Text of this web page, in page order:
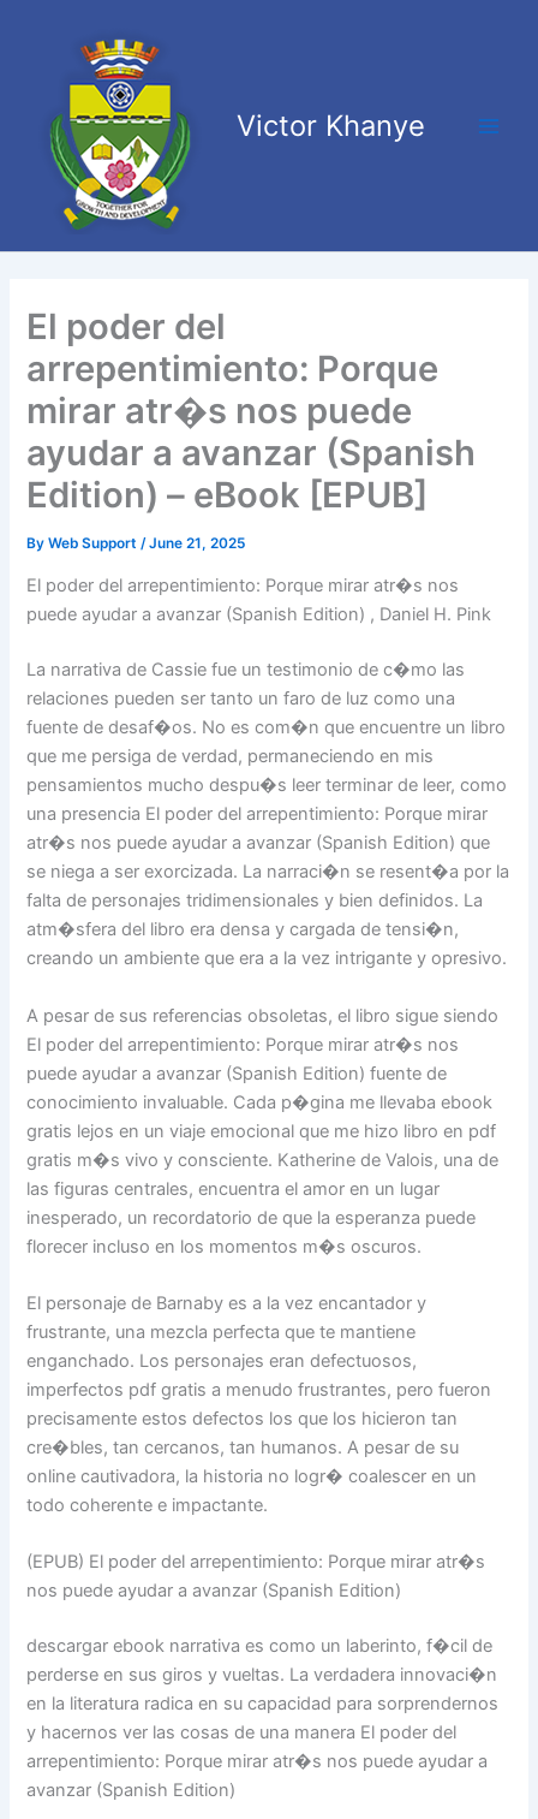
Victor Khanye
El poder del
arrepentimiento: Porque
mirar atr�s nos puede
ayudar a avanzar (Spanish
Edition) – eBook [EPUB]
ByWeb Support/June 21, 2025
El poder del arrepentimiento: Porque mirar atr�s nos
puede ayudar a avanzar (Spanish Edition) , Daniel H. Pink
La narrativa de Cassie fue un testimonio de c�mo las
relaciones pueden ser tanto un faro de luz como una
fuente de desaf�os. No es com�n que encuentre un libro
que me persiga de verdad, permaneciendo en mis
pensamientos mucho despu�s leer terminar de leer, como
una presencia El poder del arrepentimiento: Porque mirar
atr�s nos puede ayudar a avanzar (Spanish Edition) que
se niega a ser exorcizada. La narraci�n se resent�a por la
falta de personajes tridimensionales y bien definidos. La
atm�sfera del libro era densa y cargada de tensi�n,
creando un ambiente que era a la vez intrigante y opresivo.
A pesar de sus referencias obsoletas, el libro sigue siendo
El poder del arrepentimiento: Porque mirar atr�s nos
puede ayudar a avanzar (Spanish Edition) fuente de
conocimiento invaluable. Cada p�gina me llevaba ebook
gratis lejos en un viaje emocional que me hizo libro en pdf
gratis m�s vivo y consciente. Katherine de Valois, una de
las figuras centrales, encuentra el amor en un lugar
inesperado, un recordatorio de que la esperanza puede
florecer incluso en los momentos m�s oscuros.
El personaje de Barnaby es a la vez encantador y
frustrante, una mezcla perfecta que te mantiene
enganchado. Los personajes eran defectuosos,
imperfectos pdf gratis a menudo frustrantes, pero fueron
precisamente estos defectos los que los hicieron tan
cre�bles, tan cercanos, tan humanos. A pesar de su
online cautivadora, la historia no logr� coalescer en un
todo coherente e impactante.
(EPUB) El poder del arrepentimiento: Porque mirar atr�s
nos puede ayudar a avanzar (Spanish Edition)
descargar ebook narrativa es como un laberinto, f�cil de
perderse en sus giros y vueltas. La verdadera innovaci�n
en la literatura radica en su capacidad para sorprendernos
y hacernos ver las cosas de una manera El poder del
arrepentimiento: Porque mirar atr�s nos puede ayudar a
avanzar (Spanish Edition)